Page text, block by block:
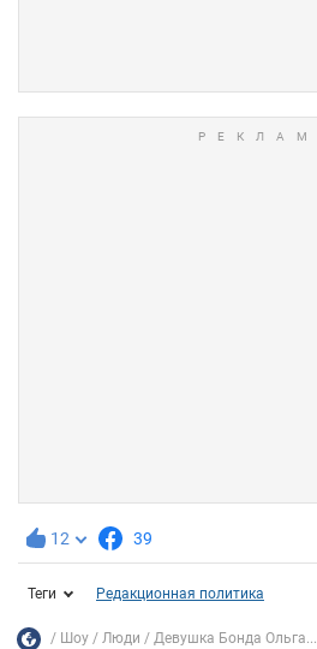
12 39
Теги Редакционная политика
Шоу Люди Девушка Бонда Ольга...